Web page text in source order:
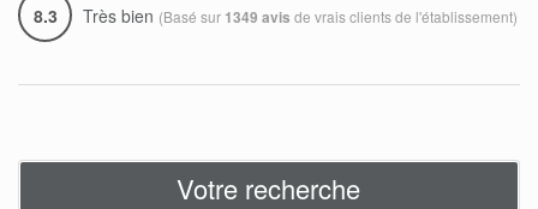
8.3 Très bien (Basé sur 1349 avis de vrais clients de l'établissement)
Votre recherche